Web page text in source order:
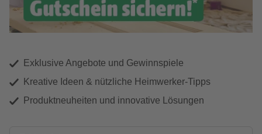
Exklusive Angebote und Gewinnspiele
Kreative Ideen & nützliche Heimwerker-Tipps
Produktneuheiten und innovative Lösungen